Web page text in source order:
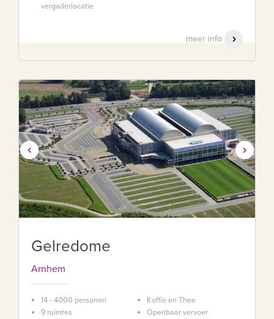
vergaderlocatie
meer info
Gelredome
Arnhem
14 - 4000 personen
9 ruimtes
Koffie en Thee
Openbaar vervoer